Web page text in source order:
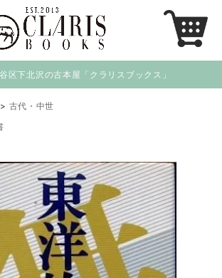
区下北沢の古本屋「クラリスブックス」
> 古代・中世